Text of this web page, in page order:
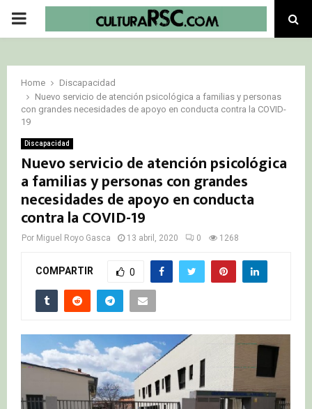
PRIMARY
Home
Discapacidad
Nuevo servicio de atención psicológica a familias y personas
con grandes necesidades de apoyo en conducta contra la COVID-
19
Discapacidad
Nuevo servicio de atención psicológica
a familias y personas con grandes
necesidades de apoyo en conducta
contra la COVID-19
Por Miguel Royo Gasca 13 abril, 2020 0 1268
COMPARTIR 0